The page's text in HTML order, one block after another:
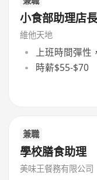
小食部助理店
維他天地
上班時間彈性
時薪$55-$70
兼職
學校膳食助理
美味王餐務有限公司